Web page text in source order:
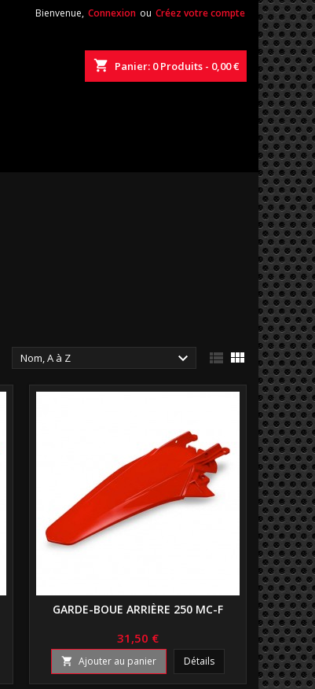
Bienvenue, Connexion ou Créez votre compte
shopping_cart Panier: 0Produits - 0,00 €
Nom, A à Z   
GARDE-BOUE ARRIÈRE 250 MC-F
31,50 €
 Ajouter au panier Détails